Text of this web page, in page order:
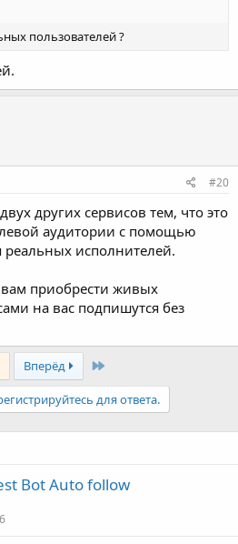
пользователей ?
#20
других сервисов тем, что это
аудитории с помощью
исполнителей.
приобрести живых
на вас подпишутся без
Вперёд Last
для ответа.
Bot Auto follow